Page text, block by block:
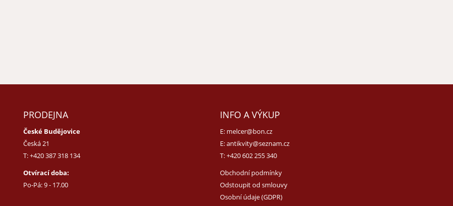
PRODEJNA
České Budějovice
Česká 21
T:+420 387 318 134
Otvírací doba:
Po-Pá: 9 - 17.00
INFO A VÝKUP
E: melcer@bon.cz
E:antikvity@seznam.cz
T:+420 602 255 340
Obchodní podmínky
Odstoupit od smlouvy
Osobní údaje (GDPR)